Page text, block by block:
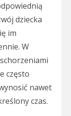
dziecka
im
W
często
nawet
czas.